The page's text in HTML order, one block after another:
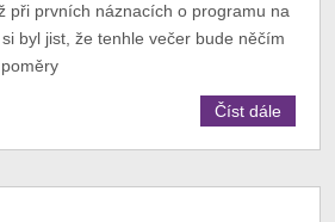
při prvních náznacích o programu na
byl jist, že tenhle večer bude něčím
Číst dále